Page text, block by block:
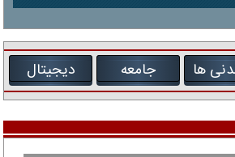
ها جامعه دیجیتال